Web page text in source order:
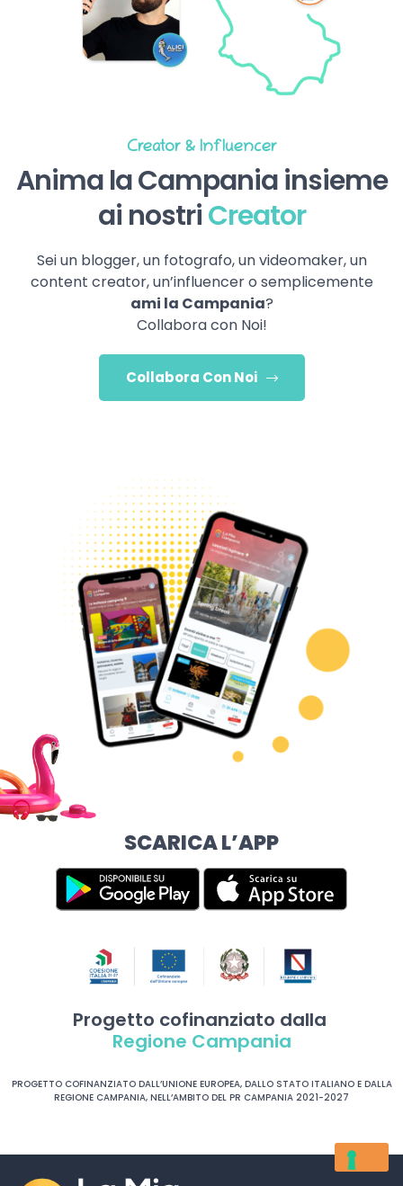
Creator & Influencer
Anima la Campania insieme
ai nostriCreator
Sei un blogger, un fotografo, un videomaker, un
content creator, un’influencer o semplicemente
ami la Campania?
Collabora con Noi!
Collabora Con Noi
SCARICA L’APP
Progetto cofinanziato dalla
Regione Campania
PROGETTO COFINANZIATO DALL’UNIONE EUROPEA, DALLO STATO ITALIANO E DALLA
REGIONE CAMPANIA, NELL’AMBITO DEL PR CAMPANIA 2021-2027